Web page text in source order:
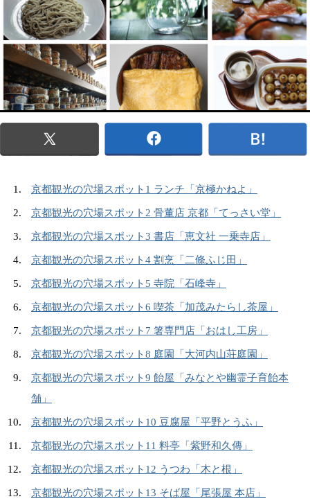
京都観光の穴場スポット1 ランチ「京極かねよ」
京都観光の穴場スポット2 骨董店 京都「てっさい堂」
京都観光の穴場スポット3 書店「恵文社 一乗寺店」
京都観光の穴場スポット4 割烹「二條ふじ田」
京都観光の穴場スポット5 寺院「石峰寺」
京都観光の穴場スポット6 喫茶「加茂みたらし茶屋」
京都観光の穴場スポット7 箸専門店「おはし工房」
京都観光の穴場スポット8 庭園「大河内山荘庭園」
京都観光の穴場スポット9 飴屋「みなとや幽霊子育飴本
舗」
京都観光の穴場スポット10 豆腐屋「平野とうふ」
京都観光の穴場スポット11 料亭「紫野和久傳」
京都観光の穴場スポット12 うつわ「木と根」
京都観光の穴場スポット13 そば屋「尾張屋 本店」